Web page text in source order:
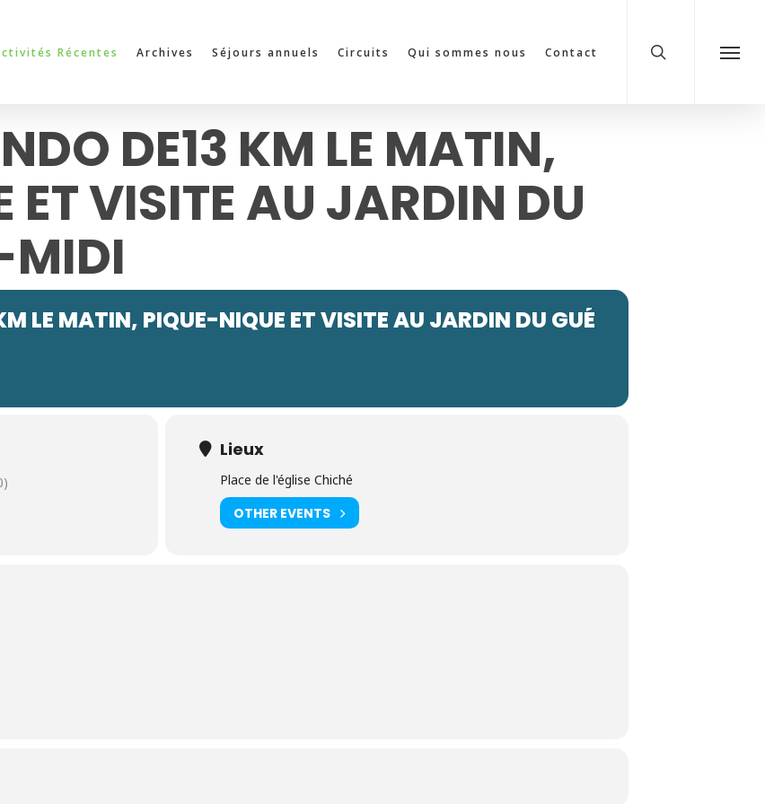
Récentes Archives Séjours annuels Circuits Qui sommes nous Contact Menu
DE13 KM LE MATIN,
VISITE AU JARDIN DU
MIDI
LE MATIN, PIQUE-NIQUE ET VISITE AU JARDIN DU GUÉ
Lieux
Place de l'église Chiché
OTHER EVENTS